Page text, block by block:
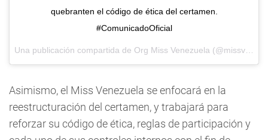
quebranten el código de ética del certamen.
#ComunicadoOficial
Una publicación compartida de Org Miss Venezuela (@missvenezuela) el
Asimismo, el Miss Venezuela se enfocará en la
reestructuración del certamen, y trabajará para
reforzar su código de ética, reglas de participación y